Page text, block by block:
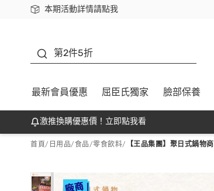
本期活動詳情請點我
下載app最高回饋$350
第2件5折
最新會員優惠 屈臣氏獨家 臉部保養
激推換購優惠價！立即點我看
首頁/ 日用品/食品/零食飲料/ 【王品集團】聚日式鍋物